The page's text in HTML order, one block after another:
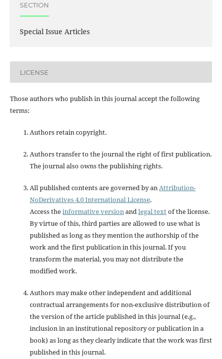
SECTION
Special Issue Articles
LICENSE
Those authors who publish in this journal accept the following
terms:
Authors retain copyright.
Authors transfer to the journal the right of first publication.
The journal also owns the publishing rights.
All published contents are governed by anAttribution-
NoDerivatives 4.0 International License.
Access theinformative versionandlegal textof the license.
By virtue of this, third parties are allowed to use what is
published as long as they mention the authorship of the
work and the first publication in this journal. If you
transform the material, you may not distribute the
modified work.
Authors may make other independent and additional
contractual arrangements for non-exclusive distribution of
the version of the article published in this journal (e.g.,
inclusion in an institutional repository or publication in a
book) as long as they clearly indicate that the work was first
published in this journal.